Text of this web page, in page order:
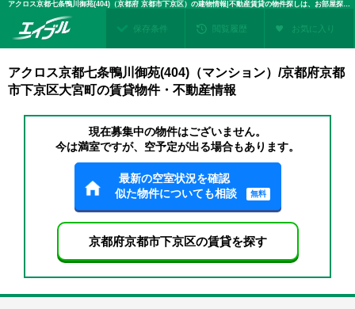
アクロス京都七条鴨川御苑(404)（京都府 京都市下京区）の建物情報|不動産賃貸の物件探しは、お部屋探しのエイブル
保存条件 閲覧履歴 お気に入り
アクロス京都七条鴨川御苑(404)（マンション）/京都府京都
市下京区大宮町の賃貸物件・不動産情報
現在募集中の物件はございません。
今は満室ですが、空予定が出る場合もあります。
最新の空室状況を確認
似た物件についても相談
無料
京都府京都市下京区の賃貸を探す